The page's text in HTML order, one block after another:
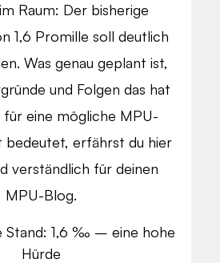
Raum: Der bisherige
1,6 Promille soll deutlich
Was genau geplant ist,
und Folgen das hat
für eine mögliche MPU-
bedeutet, erfährst du hier
verständlich für deinen
MPU-Blog.
Stand: 1,6 ‰ – eine hohe
Hürde